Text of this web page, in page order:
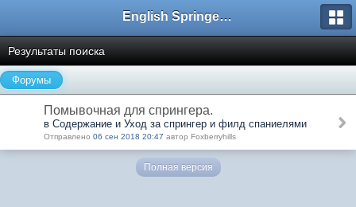
English Springer Spaniel Club
Результаты поиска
Форумы
Помывочная для спрингера.
в Содержание и Уход за спрингер и филд спаниелями
Отправлено 06 сен 2018 20:47 автор Foxberryhills
Полная версия